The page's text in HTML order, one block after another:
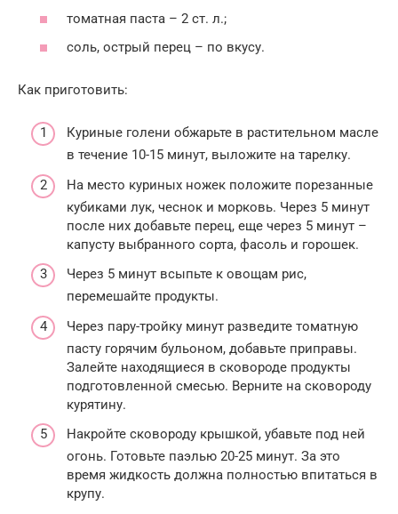
томатная паста – 2 ст. л.;
соль, острый перец – по вкусу.
Как приготовить:
Куриные голени обжарьте в растительном масле
в течение 10-15 минут, выложите на тарелку.
На место куриных ножек положите порезанные
кубиками лук, чеснок и морковь. Через 5 минут
после них добавьте перец, еще через 5 минут –
капусту выбранного сорта, фасоль и горошек.
Через 5 минут всыпьте к овощам рис,
перемешайте продукты.
Через пару-тройку минут разведите томатную
пасту горячим бульоном, добавьте приправы.
Залейте находящиеся в сковороде продукты
подготовленной смесью. Верните на сковороду
курятину.
Накройте сковороду крышкой, убавьте под ней
огонь. Готовьте паэлью 20-25 минут. За это
время жидкость должна полностью впитаться в
крупу.